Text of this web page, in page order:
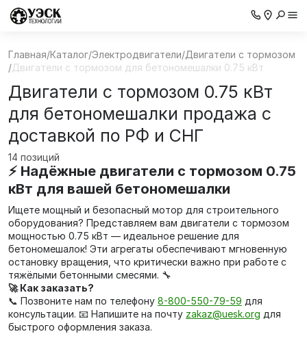
Главная/Каталог/Электродвигатели/Двигатели с тормозом
/Двигатели с тормозом для бетономешалки 0.75 кВт
Двигатели с тормозом 0.75 кВт
для бетономешалки продажа с
доставкой по РФ и СНГ
14 позиций
⚡ Надёжные двигатели с тормозом 0.75
кВт для вашей бетономешалки
Ищете мощный и безопасный мотор для строительного
оборудования? Представляем вам двигатели с тормозом
мощностью 0.75 кВт — идеальное решение для
бетономешалок! Эти агрегаты обеспечивают мгновенную
остановку вращения, что критически важно при работе с
тяжёлыми бетонными смесями. 🔧
🚀 Как заказать?
📞 Позвоните нам по телефону 8-800-550-79-59 для
консультации. 📧 Напишите на почту zakaz@uesk.org для
быстрого оформления заказа.